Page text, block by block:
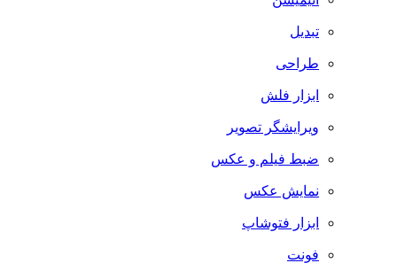
تبدیل
طراحی
ابزار فلش
ویرایشگر تصویر
ضبط فيلم و عكس
نمایش عکس
ابزار فتوشاپ
فونت